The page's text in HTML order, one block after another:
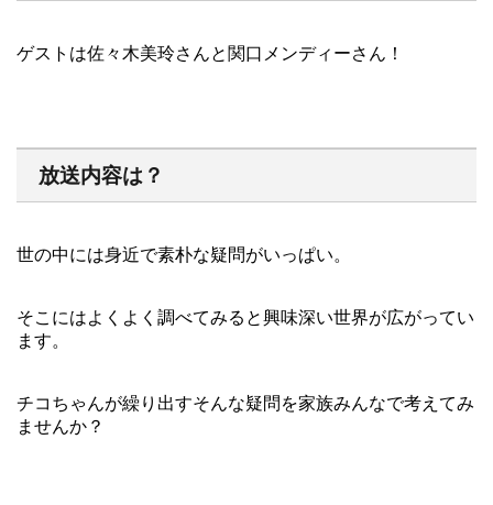
ゲストは佐々木美玲さんと関口メンディーさん！
放送内容は？
世の中には身近で素朴な疑問がいっぱい。
そこにはよくよく調べてみると興味深い世界が広がってい
ます。
チコちゃんが繰り出すそんな疑問を家族みんなで考えてみ
ませんか？